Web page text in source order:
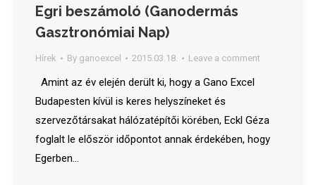
Egri beszámoló (Ganodermás
Gasztronómiai Nap)
Hírek By ganoexcel 2015.03.18. Leave a comment
Amint az év elején derült ki, hogy a Gano Excel
Budapesten kívül is keres helyszíneket és
szervezőtársakat hálózatépítői körében, Eckl Géza
foglalt le először időpontot annak érdekében, hogy
Egerben…